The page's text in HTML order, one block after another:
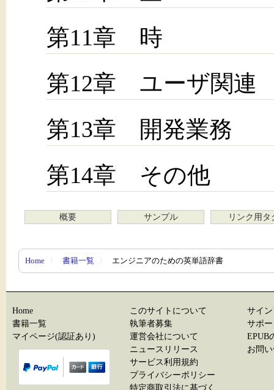
第11章 時
第12章 ユーザ関連
第13章 開発業務
第14章 その他
概要 サンプル リンク用タ
Home 〉 書籍一覧 〉 エンジニアのための英単語辞書
Home
書籍一覧
マイページ(認証あり)
このサイトについて
執筆者募集
運営会社について
ニュースリリース
サービス利用規約
プライバシーポリシー
特定商取引法に基づく
サイ
サポ
EPUB
お問